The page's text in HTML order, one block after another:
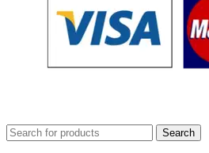
Search